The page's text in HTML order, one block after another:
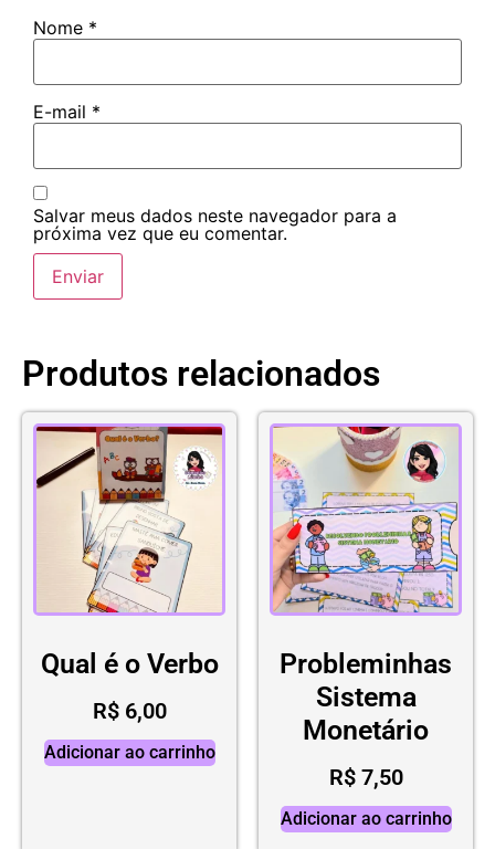
Nome *
E-mail *
Salvar meus dados neste navegador para a
próxima vez que eu comentar.
Produtos relacionados
Qual é o Verbo
R$6,00
Adicionar ao carrinho
Probleminhas
Sistema
Monetário
R$7,50
Adicionar ao carrinho